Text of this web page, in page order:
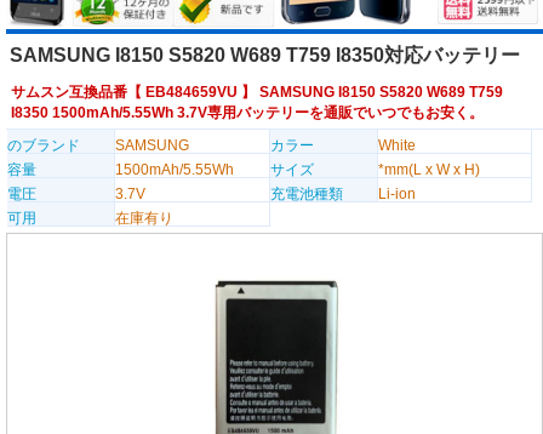
SAMSUNG I8150 S5820 W689 T759 I8350対応バッテリー
サムスン互換品番【 EB484659VU 】 SAMSUNG I8150 S5820 W689 T759
I8350 1500mAh/5.55Wh 3.7V専用バッテリーを通販でいつでもお安く。
のブランド
SAMSUNG カラー
White
容量
1500mAh/5.55Wh サイズ
*mm(L x W x H)
電圧
3.7V 充電池種類
Li-ion
可用
在庫有り